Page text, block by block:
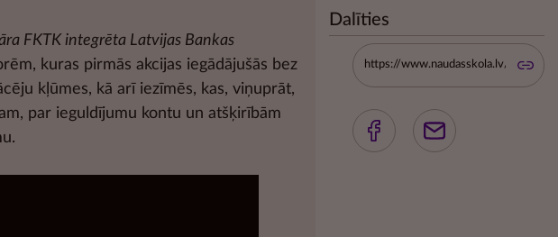
FKTK integrēta Latvijas Bankas
kuras pirmās akcijas iegādājušās bez
kļūmes, kā arī iezīmēs, kas, viņuprāt,
par ieguldījumu kontu un atšķirībām
Dalīties